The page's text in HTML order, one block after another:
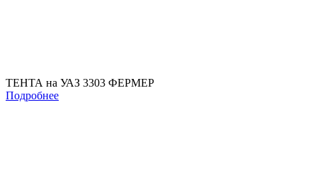
ТЕНТА на УАЗ 3303 ФЕРМЕР
Подробнее